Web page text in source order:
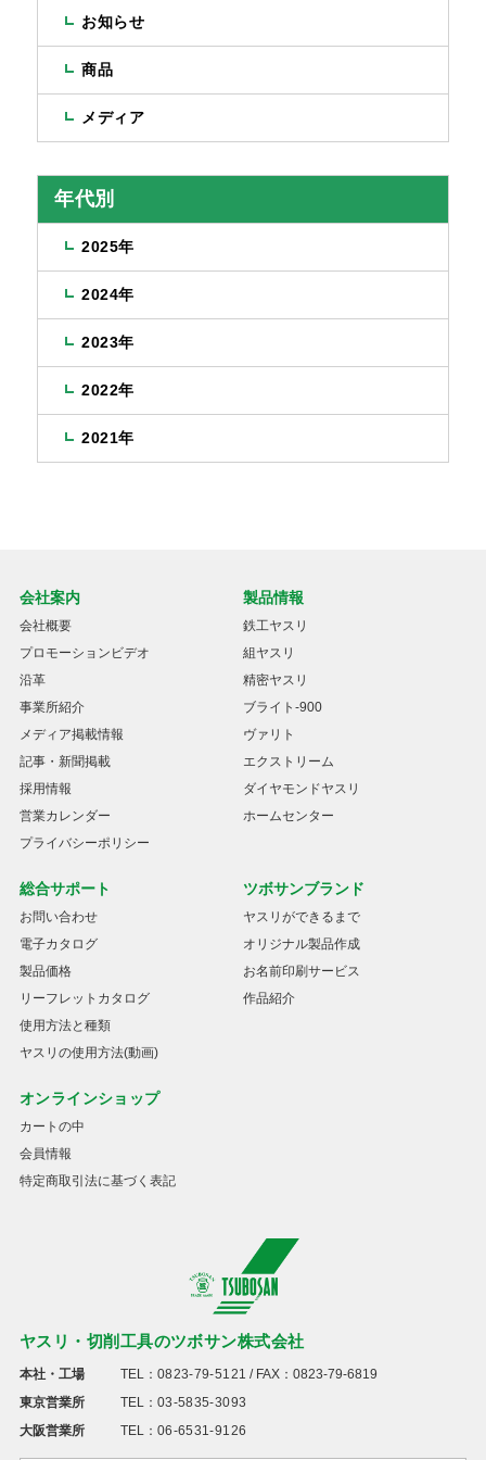
お知らせ
商品
メディア
年代別
2025年
2024年
2023年
2022年
2021年
ヤスリ・切削工具のツボサン株式会社
本社・工場 TEL： 0823-79-5121 / FAX：0823-79-6819
東京営業所
TEL： 03-5835-3093
大阪営業所
TEL： 06-6531-9126
会社案内
会社概要
プロモーションビデオ
沿革
事業所紹介
メディア掲載情報
記事・新聞掲載
採用情報
営業カレンダー
プライバシーポリシー
製品情報
鉄工ヤスリ
組ヤスリ
精密ヤスリ
ブライト-900
ヴァリト
エクストリーム
ダイヤモンドヤスリ
ホームセンター
総合サポート
お問い合わせ
電子カタログ
製品価格
リーフレットカタログ
使用方法と種類
ヤスリの使用方法(動画)
ツボサンブランド
ヤスリができるまで
オリジナル製品作成
お名前印刷サービス
作品紹介
オンラインショップ
カートの中
会員情報
特定商取引法に基づく表記